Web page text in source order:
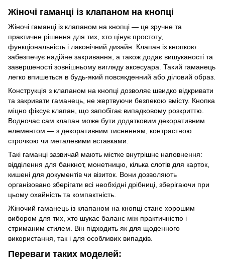
Жіночі гаманці із клапаном на кнопці
Жіночі гаманці із клапаном на кнопці — це зручне та
практичне рішення для тих, хто цінує простоту,
функціональність і лаконічний дизайн. Клапан із кнопкою
забезпечує надійне закривання, а також додає вишуканості та
завершеності зовнішньому вигляду аксесуара. Такий гаманець
легко впишеться в будь-який повсякденний або діловий образ.
Конструкція з клапаном на кнопці дозволяє швидко відкривати
та закривати гаманець, не жертвуючи безпекою вмісту. Кнопка
міцно фіксує клапан, що запобігає випадковому розкриттю.
Водночас сам клапан може бути додатковим декоративним
елементом — з декоративним тисненням, контрастною
строчкою чи металевими вставками.
Такі гаманці зазвичай мають містке внутрішнє наповнення:
відділення для банкнот, монетницю, кілька слотів для карток,
кишені для документів чи візиток. Вони дозволяють
організовано зберігати всі необхідні дрібниці, зберігаючи при
цьому охайність та компактність.
Жіночий гаманець із клапаном на кнопці стане хорошим
вибором для тих, хто шукає баланс між практичністю і
стриманим стилем. Він підходить як для щоденного
використання, так і для особливих випадків.
Переваги таких моделей: